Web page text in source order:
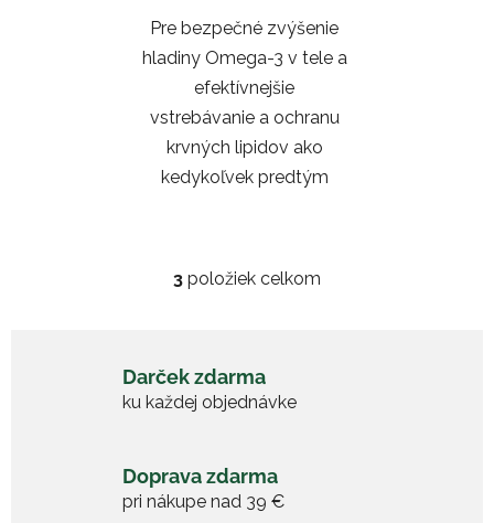
Pre bezpečné zvýšenie
hladiny Omega-3 v tele a
efektívnejšie
vstrebávanie a ochranu
krvných lipidov ako
kedykoľvek predtým
O
d
a
e
p
3 položiek celkom
Darček zdarma
ku každej objednávke
Doprava zdarma
pri nákupe nad 39 €